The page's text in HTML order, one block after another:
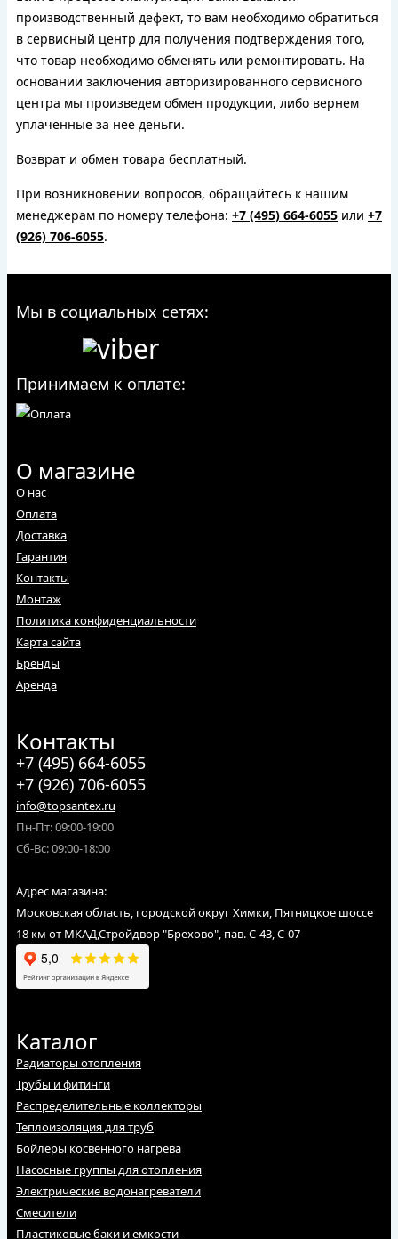
производственный дефект, то вам необходимо обратиться
в сервисный центр для получения подтверждения того,
что товар необходимо обменять или ремонтировать. На
основании заключения авторизированного сервисного
центра мы произведем обмен продукции, либо вернем
уплаченные за нее деньги.
Возврат и обмен товара бесплатный.
При возникновении вопросов, обращайтесь к нашим
менеджерам по номеру телефона: +7 (495) 664-6055 или +7
(926) 706-6055.
Мы в социальных сетях:
Принимаем к оплате:
О магазине
О нас
Оплата
Доставка
Гарантия
Контакты
Монтаж
Политика конфиденциальности
Карта сайта
Бренды
Аренда
Контакты
+7 (495) 664-6055
+7 (926) 706-6055
info@topsantex.ru
Пн-Пт: 09:00-19:00
Сб-Вс: 09:00-18:00
Адрес магазина:
Московская область, городской округ Химки, Пятницкое шоссе
18 км от МКАД,Стройдвор "Брехово", пав. С-43, С-07
Каталог
Радиаторы отопления
Трубы и фитинги
Распределительные коллекторы
Теплоизоляция для труб
Бойлеры косвенного нагрева
Насосные группы для отопления
Электрические водонагреватели
Смесители
Пластиковые баки и емкости